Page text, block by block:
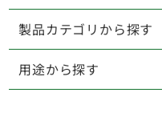
製品カテゴリから探す
用途から探す